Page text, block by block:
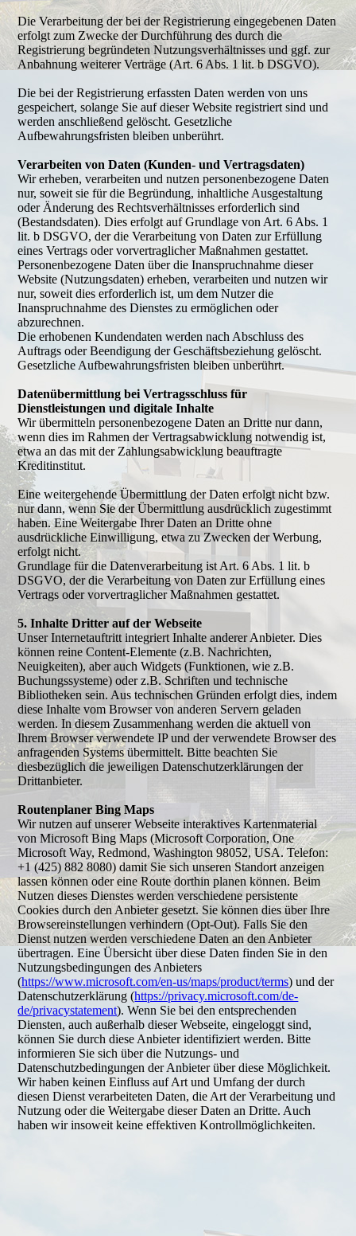
Die Verarbeitung der bei der Registrierung eingegebenen Daten
erfolgt zum Zwecke der Durchführung des durch die
Registrierung begründeten Nutzungsverhältnisses und ggf. zur
Anbahnung weiterer Verträge (Art. 6 Abs. 1 lit. b DSGVO).
Die bei der Registrierung erfassten Daten werden von uns
gespeichert, solange Sie auf dieser Website registriert sind und
werden anschließend gelöscht. Gesetzliche
Aufbewahrungsfristen bleiben unberührt.
Verarbeiten von Daten (Kunden- und Vertragsdaten)
Wir erheben, verarbeiten und nutzen personenbezogene Daten
nur, soweit sie für die Begründung, inhaltliche Ausgestaltung
oder Änderung des Rechtsverhältnisses erforderlich sind
(Bestandsdaten). Dies erfolgt auf Grundlage von Art. 6 Abs. 1
lit. b DSGVO, der die Verarbeitung von Daten zur Erfüllung
eines Vertrags oder vorvertraglicher Maßnahmen gestattet.
Personenbezogene Daten über die Inanspruchnahme dieser
Website (Nutzungsdaten) erheben, verarbeiten und nutzen wir
nur, soweit dies erforderlich ist, um dem Nutzer die
Inanspruchnahme des Dienstes zu ermöglichen oder
abzurechnen.
Die erhobenen Kundendaten werden nach Abschluss des
Auftrags oder Beendigung der Geschäftsbeziehung gelöscht.
Gesetzliche Aufbewahrungsfristen bleiben unberührt.
Datenübermittlung bei Vertragsschluss für
Dienstleistungen und digitale Inhalte
Wir übermitteln personenbezogene Daten an Dritte nur dann,
wenn dies im Rahmen der Vertragsabwicklung notwendig ist,
etwa an das mit der Zahlungsabwicklung beauftragte
Kreditinstitut.
Eine weitergehende Übermittlung der Daten erfolgt nicht bzw.
nur dann, wenn Sie der Übermittlung ausdrücklich zugestimmt
haben. Eine Weitergabe Ihrer Daten an Dritte ohne
ausdrückliche Einwilligung, etwa zu Zwecken der Werbung,
erfolgt nicht.
Grundlage für die Datenverarbeitung ist Art. 6 Abs. 1 lit. b
DSGVO, der die Verarbeitung von Daten zur Erfüllung eines
Vertrags oder vorvertraglicher Maßnahmen gestattet.
5. Inhalte Dritter auf der Webseite
Unser Internetauftritt integriert Inhalte anderer Anbieter. Dies
können reine Content-Elemente (z.B. Nachrichten,
Neuigkeiten), aber auch Widgets (Funktionen, wie z.B.
Buchungssysteme) oder z.B. Schriften und technische
Bibliotheken sein. Aus technischen Gründen erfolgt dies, indem
diese Inhalte vom Browser von anderen Servern geladen
werden. In diesem Zusammenhang werden die aktuell von
Ihrem Browser verwendete IP und der verwendete Browser des
anfragenden Systems übermittelt. Bitte beachten Sie
diesbezüglich die jeweiligen Datenschutzerklärungen der
Drittanbieter.
Routenplaner Bing Maps
Wir nutzen auf unserer Webseite interaktives Kartenmaterial
von Microsoft Bing Maps (Microsoft Corporation, One
Microsoft Way, Redmond, Washington 98052, USA. Telefon:
+1 (425) 882 8080) damit Sie sich unseren Standort anzeigen
lassen können oder eine Route dorthin planen können. Beim
Nutzen dieses Dienstes werden verschiedene persistente
Cookies durch den Anbieter gesetzt. Sie können dies über Ihre
Browsereinstellungen verhindern (Opt-Out). Falls Sie den
Dienst nutzen werden verschiedene Daten an den Anbieter
übertragen. Eine Übersicht über diese Daten finden Sie in den
Nutzungsbedingungen des Anbieters
(https://www.microsoft.com/en-us/maps/product/terms) und der
Datenschutzerklärung (https://privacy.microsoft.com/de-
de/privacystatement). Wenn Sie bei den entsprechenden
Diensten, auch außerhalb dieser Webseite, eingeloggt sind,
können Sie durch diese Anbieter identifiziert werden. Bitte
informieren Sie sich über die Nutzungs- und
Datenschutzbedingungen der Anbieter über diese Möglichkeit.
Wir haben keinen Einfluss auf Art und Umfang der durch
diesen Dienst verarbeiteten Daten, die Art der Verarbeitung und
Nutzung oder die Weitergabe dieser Daten an Dritte. Auch
haben wir insoweit keine effektiven Kontrollmöglichkeiten.